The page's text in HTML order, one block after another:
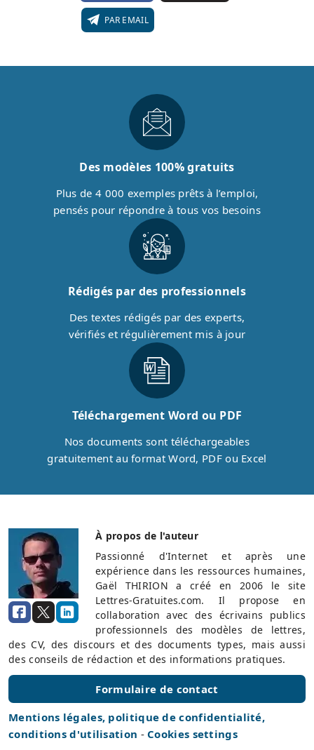
PAR EMAIL
Des modèles 100% gratuits
Plus de 4 000 exemples prêts à l’emploi,
pensés pour répondre à tous vos besoins
Rédigés par des professionnels
Des textes rédigés par des experts,
vérifiés et régulièrement mis à jour
Téléchargement Word ou PDF
Nos documents sont téléchargeables
gratuitement au format Word, PDF ou Excel
À propos de l'auteur
Passionné d'Internet et après une
expérience dans les ressources humaines,
Gaël THIRION a créé en 2006 le site
Lettres-Gratuites.com. Il propose en
collaboration avec des écrivains publics
professionnels des modèles de lettres,
des CV, des discours et des documents types, mais aussi
des conseils de rédaction et des informations pratiques.
Formulaire de contact
Mentions légales, politique de confidentialité,
conditions d'utilisation - Cookies settings